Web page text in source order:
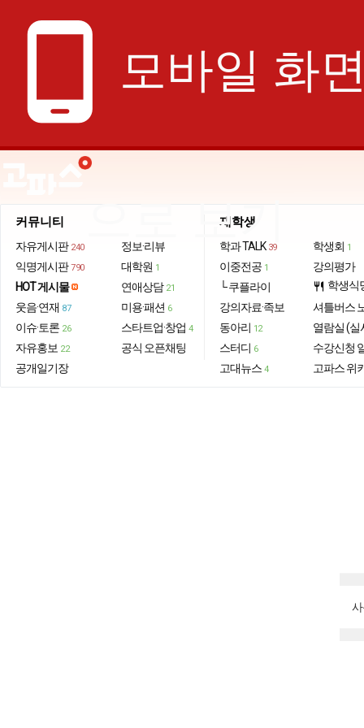
phone_android 모바일 화
으로 보기
커뮤니티
자유게시판 240
익명게시판 790
HOT 게시물
웃음·연재 87
이슈·토론 26
자유홍보 22
공개일기장
정보·리뷰
대학원 1
연애상담 21
미용·패션 6
스타트업·창업 4
공식 오픈채팅
재학생
학과 TALK 39
이중전공 1
└ 쿠플라이
강의자료·족보
동아리 12
스터디 6
고대뉴스 4
학생회 1
강의평가
restaurant 학생식
셔틀버스
열람실 (실
수강신청
고파스 위